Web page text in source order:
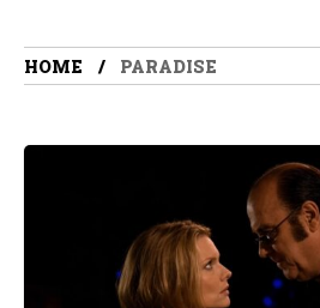
HOME PARADISE